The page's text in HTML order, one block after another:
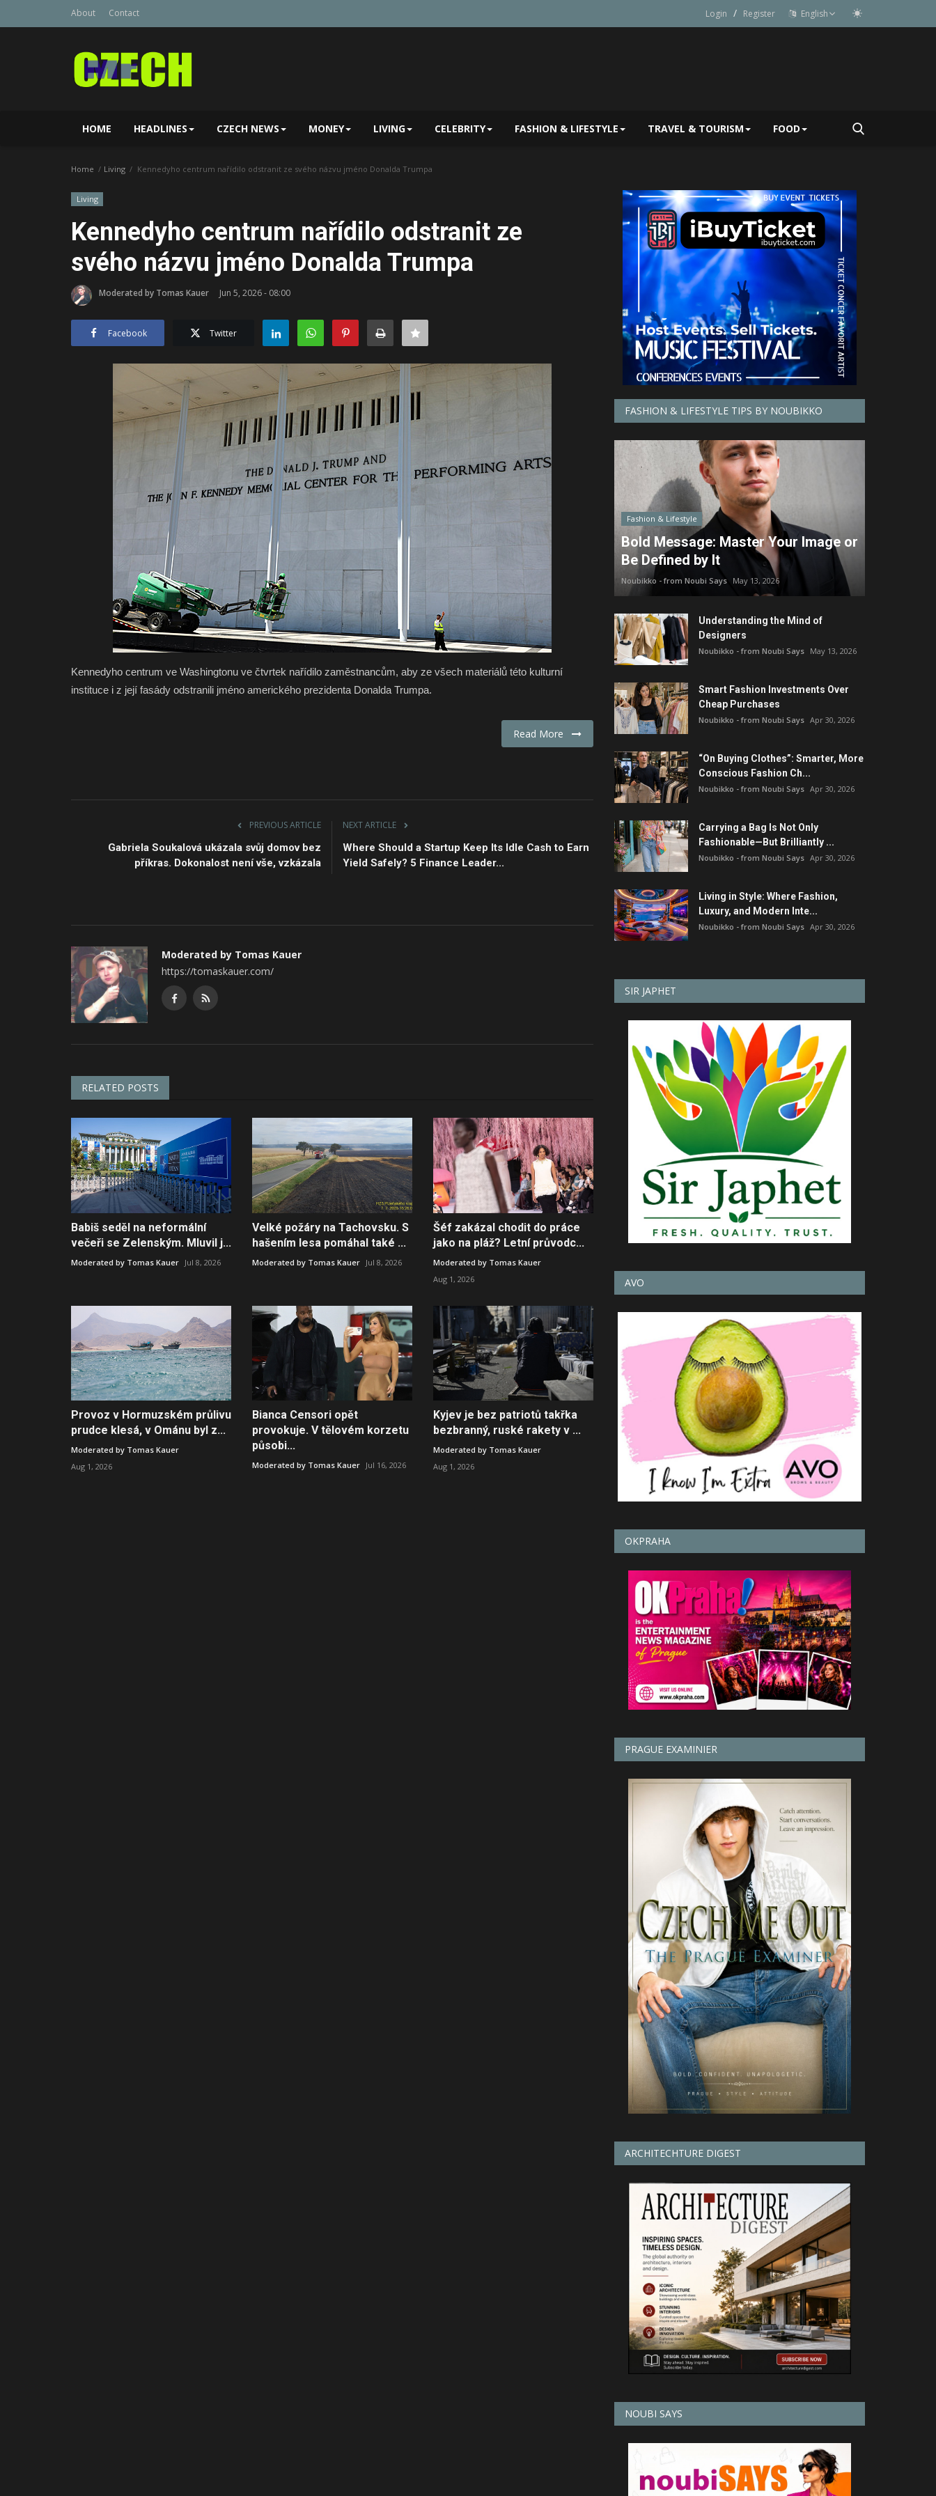
About Contact Login / Register English
HOME HEADLINES CZECH NEWS MONEY LIVING CELEBRITY FASHION & LIFESTYLE TRAVEL & TOURISM FOOD
Home Living Kennedyho centrum nařídilo odstranit ze svého názvu jméno Donalda Trumpa
Living
Kennedyho centrum nařídilo odstranit ze
svého názvu jméno Donalda Trumpa
Moderated by Tomas Kauer Jun 5, 2026 - 08:00
Facebook Twitter
Kennedyho centrum ve Washingtonu ve čtvrtek nařídilo zaměstnancům, aby ze všech materiálů této kulturní
instituce i z její fasády odstranili jméno amerického prezidenta Donalda Trumpa.
Read More
PREVIOUS ARTICLE
Gabriela Soukalová ukázala svůj domov bez
příkras. Dokonalost není vše, vzkázala
NEXT ARTICLE
Where Should a Startup Keep Its Idle Cash to Earn
Yield Safely? 5 Finance Leader...
Moderated by Tomas Kauer
https://tomaskauer.com/
RELATED POSTS
Babiš seděl na neformální
večeři se Zelenským. Mluvil j...
Moderated by Tomas Kauer Jul 8, 2026
Velké požáry na Tachovsku. S
hašením lesa pomáhal také ...
Moderated by Tomas Kauer Jul 8, 2026
Šéf zakázal chodit do práce
jako na pláž? Letní průvodc...
Moderated by Tomas Kauer
Aug 1, 2026
Provoz v Hormuzském průlivu
prudce klesá, v Ománu byl z...
Moderated by Tomas Kauer
Aug 1, 2026
Bianca Censori opět
provokuje. V tělovém korzetu
působi...
Moderated by Tomas Kauer Jul 16, 2026
Kyjev je bez patriotů takřka
bezbranný, ruské rakety v ...
Moderated by Tomas Kauer
Aug 1, 2026
FASHION & LIFESTYLE TIPS BY NOUBIKKO
Fashion & Lifestyle
Bold Message: Master Your Image or
Be Defined by It
Noubikko - from Noubi Says May 13, 2026
Understanding the Mind of
Designers
Noubikko - from Noubi Says May 13, 2026
Smart Fashion Investments Over
Cheap Purchases
Noubikko - from Noubi Says Apr 30, 2026
“On Buying Clothes”: Smarter, More
Conscious Fashion Ch...
Noubikko - from Noubi Says Apr 30, 2026
Carrying a Bag Is Not Only
Fashionable—But Brilliantly ...
Noubikko - from Noubi Says Apr 30, 2026
Living in Style: Where Fashion,
Luxury, and Modern Inte...
Noubikko - from Noubi Says Apr 30, 2026
SIR JAPHET
AVO
OKPRAHA
PRAGUE EXAMINIER
ARCHITECHTURE DIGEST
NOUBI SAYS